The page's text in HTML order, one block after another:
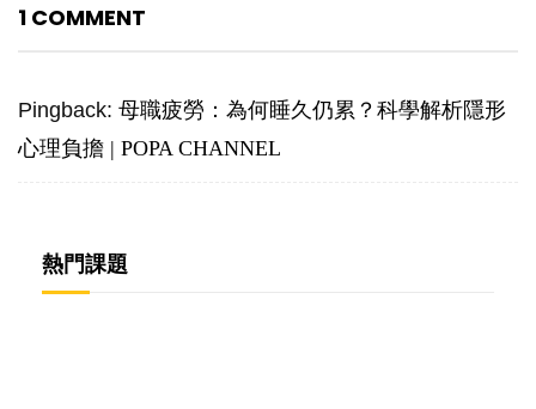
1 COMMENT
Pingback: 母職疲勞：為何睡久仍累？科學解析隱形
心理負擔 | POPA CHANNEL
熱門課題